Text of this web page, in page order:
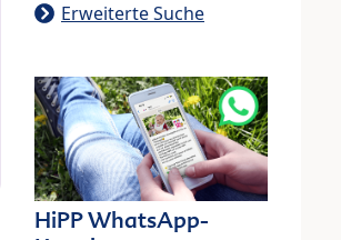
Erweiterte Suche
HiPP WhatsApp-